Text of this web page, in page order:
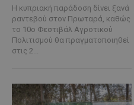
Η κυπριακή παράδοση δίνει ξανά
ραντεβού στον Πρωταρά, καθώς
το 10ο Φεστιβάλ Αγροτικού
Πολιτισμού θα πραγματοποιηθεί
στις 2...